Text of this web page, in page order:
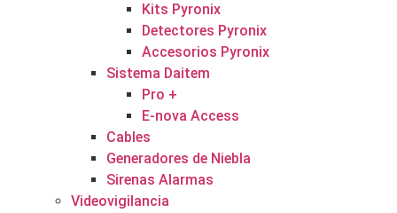
Kits Pyronix
Detectores Pyronix
Accesorios Pyronix
Sistema Daitem
Pro +
E-nova Access
Cables
Generadores de Niebla
Sirenas Alarmas
Videovigilancia